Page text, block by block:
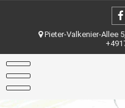
Pieter-Valkenier-Allee